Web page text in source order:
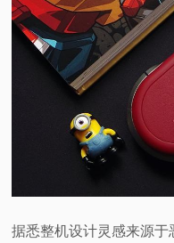
据悉整机设计灵感来源